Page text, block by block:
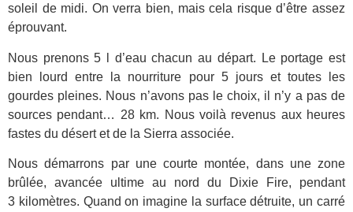
soleil de midi. On verra bien, mais cela risque d’être assez
éprouvant.
Nous prenons 5 l d’eau chacun au départ. Le portage est
bien lourd entre la nourriture pour 5 jours et toutes les
gourdes pleines. Nous n’avons pas le choix, il n’y a pas de
sources pendant… 28 km. Nous voilà revenus aux heures
fastes du désert et de la Sierra associée.
Nous démarrons par une courte montée, dans une zone
brûlée, avancée ultime au nord du Dixie Fire, pendant
3 kilomètres. Quand on imagine la surface détruite, un carré